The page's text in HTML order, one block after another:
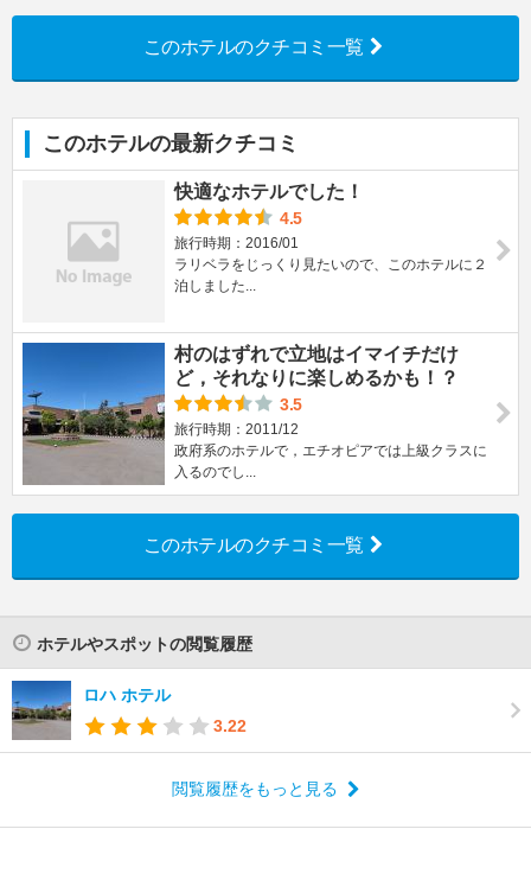
このホテルのクチコミ一覧
このホテルの最新クチコミ
快適なホテルでした！
4.5
旅行時期：2016/01
ラリベラをじっくり見たいので、このホテルに２
泊しました...
村のはずれで立地はイマイチだけ
ど，それなりに楽しめるかも！？
3.5
旅行時期：2011/12
政府系のホテルで，エチオピアでは上級クラスに
入るのでし...
このホテルのクチコミ一覧
ホテルやスポットの閲覧履歴
ロハ ホテル
3.22
閲覧履歴をもっと見る